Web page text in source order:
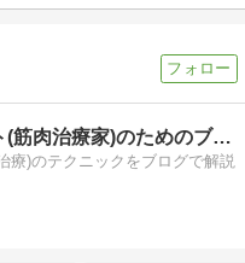
マッスルセラピスト(筋肉治療家)のためのブログでポイント！
療)のテクニックをブログで解説